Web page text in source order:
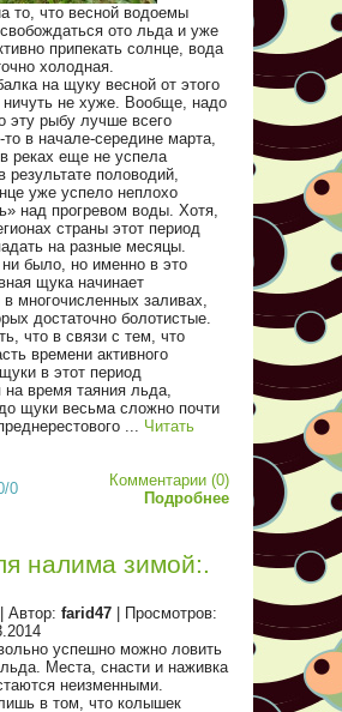
то, что весной водоемы
ото льда и уже
припекать солнце, вода
холодная.
на щуку весной от этого
ничуть не хуже. Вообще, надо
эту рыбу лучше всего
то в начале-середине марта,
реках еще не успела
результате половодий,
уже успело неплохо
над прогревом воды. Хотя,
страны этот период
на разные месяцы.
было, но именно в это
щука начинает
в многочисленных заливах,
достаточно болотистые.
что в связи с тем, что
времени активного
в этот период
на время таяния льда,
щуки весьма сложно почти
... Читать
0
Комментарии (0)
Подробнее
налима зимой:.
| Автор: farid47 | Просмотров:
успешно можно ловить
Места, снасти и наживка
неизменными.
в том, что колышек